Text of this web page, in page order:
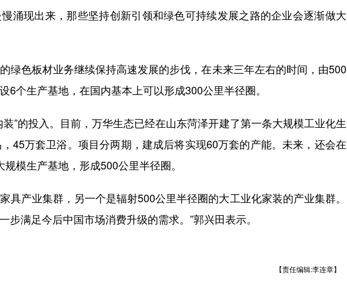
涌现出来，那些坚持创新引领和绿色可持续发展之路的企业会逐渐做大
色板材业务继续保持高速发展的步伐，在未来三年左右的时间，由500
6个生产基地，在国内基本上可以形成300公里半径圈。
的投入。目前，万华生态已经在山东菏泽开建了第一条大规模工业化生
45万套卫浴。项目分两期，建成后将实现60万套的产能。未来，还会在
模生产基地，形成500公里半径圈。
产业集群，另一个是辐射500公里半径圈的大工业化家装的产业集群。
步满足今后中国市场消费升级的需求。”郭兴田表示。
【责任编辑:李连章】